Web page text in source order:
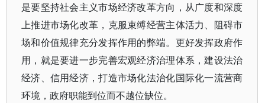
是要坚持社会主义市场经济改革方向，从广度和深度
上推进市场化改革，克服束缚经营主体活力、阻碍市
场和价值规律充分发挥作用的弊端。更好发挥政府作
用，就是要进一步完善宏观经济治理体系，建设法治
经济、信用经济，打造市场化法治化国际化一流营商
环境，政府职能到位而不越位缺位。